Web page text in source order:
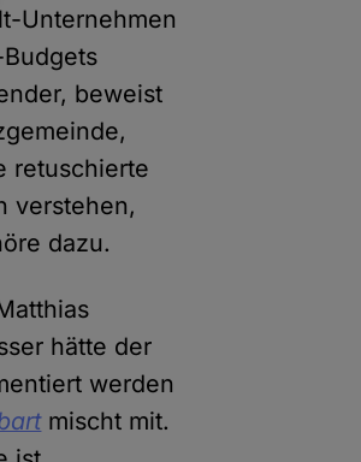
Unternehmen
beweist
retuschierte
verstehen,
dazu.
hätte der
werden
mischt mit.